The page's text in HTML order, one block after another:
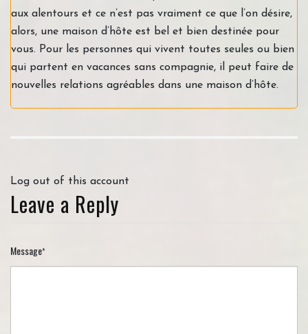
aux alentours et ce n’est pas vraiment ce que l’on désire,
alors, une maison d’hôte est bel et bien destinée pour
vous. Pour les personnes qui vivent toutes seules ou bien
qui partent en vacances sans compagnie, il peut faire de
nouvelles relations agréables dans une maison d’hôte.
Log out of this account
Leave a Reply
Message*